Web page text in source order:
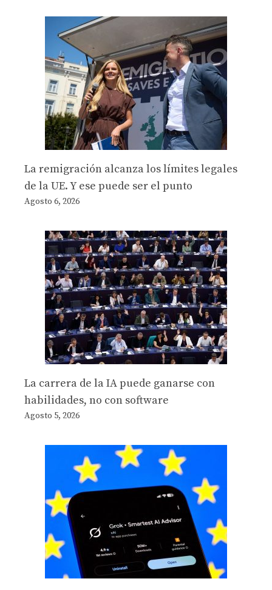
La remigración alcanza los límites legales
de la UE. Y ese puede ser el punto
Agosto 6, 2026
La carrera de la IA puede ganarse con
habilidades, no con software
Agosto 5, 2026